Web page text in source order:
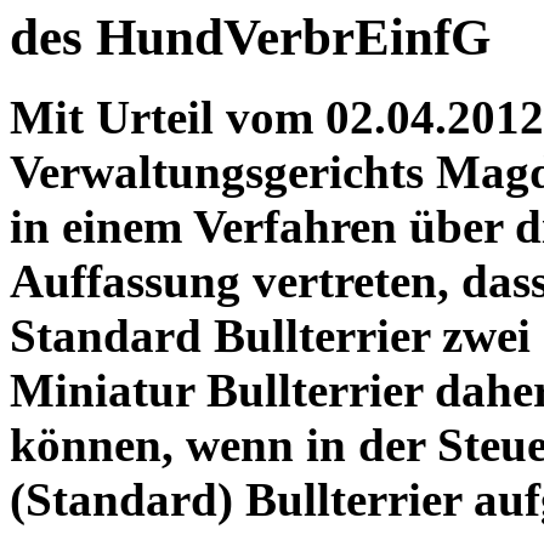
des HundVerbrEinfG
Mit Urteil vom
Verwaltungsgerichts
in einem Verfahren über
Auffassung vertreten,
Standard Bullterrier zwei
Miniatur Bullterrier
können, wenn in der
(Standard) Bullterrier